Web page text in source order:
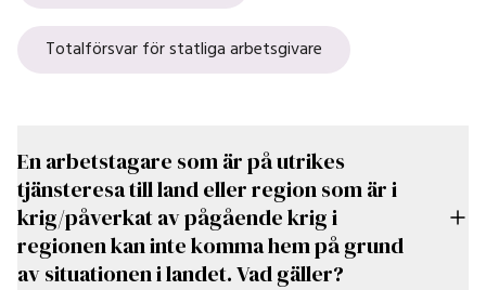
Totalförsvar för statliga arbetsgivare
En arbetstagare som är på utrikes
tjänsteresa till land eller region som är i
krig/påverkat av pågående krig i
regionen kan inte komma hem på grund
av situationen i landet. Vad gäller?